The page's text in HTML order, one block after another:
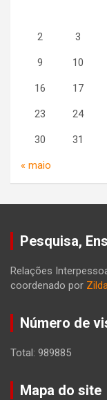
2 3
9 10
16 17
23 24
30 31
« maio
Pesquisa,
Relações
coordenado por
Número de
Total: 989885
Mapa do site